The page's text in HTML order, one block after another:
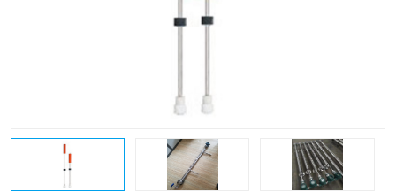
流量仪表 加油站液位仪